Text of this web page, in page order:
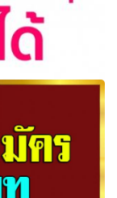
ด้ เพิ่มความเข้ม